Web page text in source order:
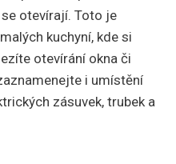
otevírají. Toto je
kuchyní, kde si
otevírání okna či
i umístění
zásuvek, trubek a